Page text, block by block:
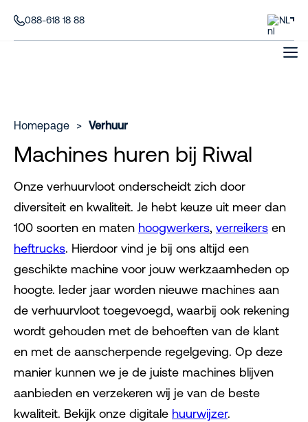
088-618 18 88 NL
Homepage > Verhuur
Machines huren bij Riwal
Onze verhuurvloot onderscheidt zich door
diversiteit en kwaliteit. Je hebt keuze uit meer dan
100 soorten en maten hoogwerkers, verreikers en
heftrucks. Hierdoor vind je bij ons altijd een
geschikte machine voor jouw werkzaamheden op
hoogte. Ieder jaar worden nieuwe machines aan
de verhuurvloot toegevoegd, waarbij ook rekening
wordt gehouden met de behoeften van de klant
en met de aanscherpende regelgeving. Op deze
manier kunnen we je de juiste machines blijven
aanbieden en verzekeren wij je van de beste
kwaliteit. Bekijk onze digitale huurwijzer.